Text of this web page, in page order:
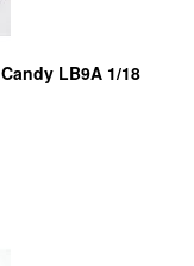
LB9A 1/18